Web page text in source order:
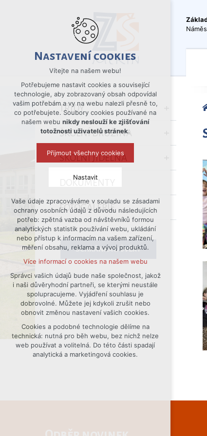
TŘÍDY
ŠKOLNÍ DRUŽINA
ŠKOLNÍ JÍDELNA
DOKUMENTY
FOTOGALERIE
SCHRÁNKA DŮVĚRY
Nastavení cookies
Vítejte na našem webu!
Potřebujeme nastavit cookies a související
technologie, aby zobrazovaný obsah odpovídal
vašim potřebám a vy na webu nalezli přesně to,
co potřebujete. Soubory cookies používané na
našem webu nikdy neslouží ke zjišťování
totožnosti uživatelů stránek.
Přijmout všechny cookies
Nastavit
Technická cookies
nutná pro provozování webu
udržení kontextu stránek (session):
případná přihlášení, volby jazyka, apod.
Volitelná cookies
analytická pro anonymizované
vyhodnocení návštěvnosti
marketingová cookies (Google)
Více informací o cookies na našem webu
Přijmout všechny cookies
Odmítnout vše
Vaše údaje zpracováváme v souladu se zásadami
ochrany osobních údajů z důvodu následujících
potřeb: zpětná vazba od návštěvníků formou
analytických statistik používání webu, ukládání
nebo přístup k informacím na vašem zařízení,
měření obsahu, reklama a vývoj produktů.
Více informací o cookies na našem webu
Správci vašich údajů bude naše společnost, jakož
i naši důvěryhodní partneři, se kterými neustále
spolupracujeme. Vyjádření souhlasu je
dobrovolné. Můžete jej kdykoli zrušit nebo
obnovit změnou nastavení vašich cookies.
Cookies a podobné technologie dělíme na
technická: nutná pro běh webu, bez nichž nelze
web používat a volitelná. Do této části spadají
analytická a marketingová cookies.